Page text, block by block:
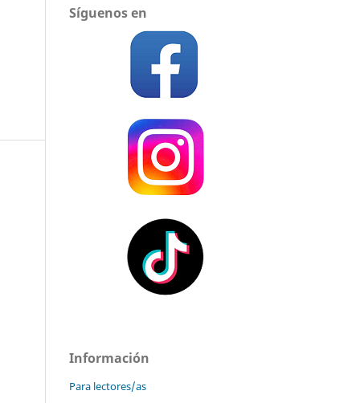
Síguenos en
Información
Para lectores/as